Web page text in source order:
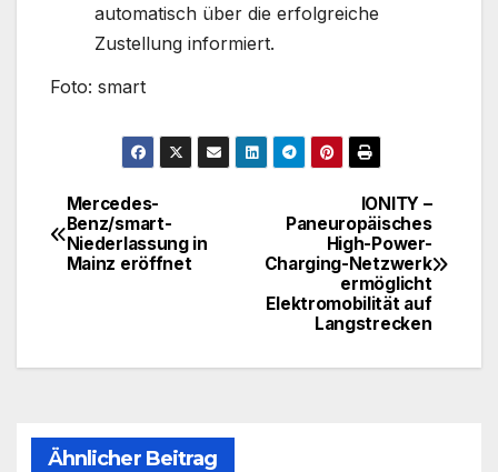
automatisch über die erfolgreiche
Zustellung informiert.
Foto: smart
BeitragsnavigationIONITY –
Paneuropäisches
High-Power-
Charging-Netzwerk
ermöglicht
Elektromobilität auf
Langstrecken
Mercedes-
Benz/smart-
Niederlassung in
Mainz eröffnet
Ähnlicher Beitrag